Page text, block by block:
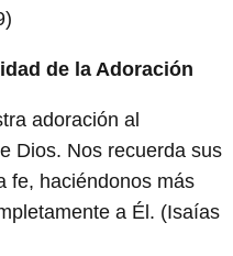
de la Adoración
adoración al
Dios. Nos recuerda sus
fe, haciéndonos más
a Él. (Isaías